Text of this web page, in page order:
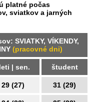
platné počas
sviatkov a jarných
SVIATKY, VÍKENDY,
(pracovné dni)
| sen. študent
29 (27) 31 (29)